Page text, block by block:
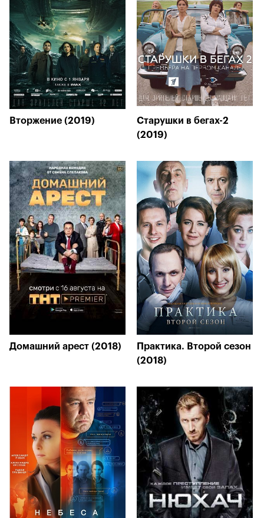
Вторжение (2019)
Старушки в бегах-2
(2019)
Домашний арест (2018)
Практика. Второй сезон
(2018)